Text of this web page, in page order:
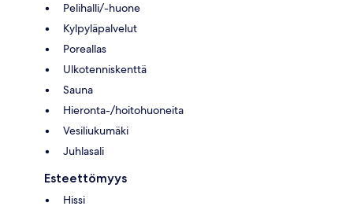
Pelihalli/-huone
Kylpyläpalvelut
Poreallas
Ulkotenniskenttä
Sauna
Hieronta-/hoitohuoneita
Vesiliukumäki
Juhlasali
Esteettömyys
Hissi